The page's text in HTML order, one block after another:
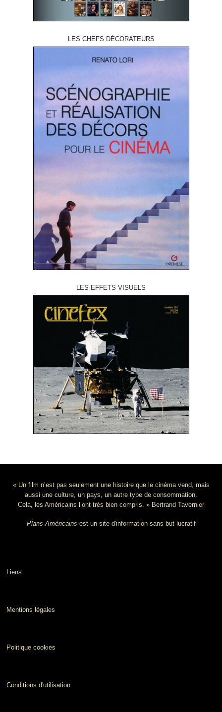
LES CHEFS DÉCORATEURS
LES EFFETS VISUELS
« Un film n’est pas seulement une histoire que le cinéma vend, mais
aussi une culture, un pays, un autre type de consommation.
Cela, les Américains l’ont très bien compris. » Bertrand Tavernier
Plans Américains est un site d'information sans but lucratif
Liens
Mentions légales
Politique cookies
Conditions d'utilisation